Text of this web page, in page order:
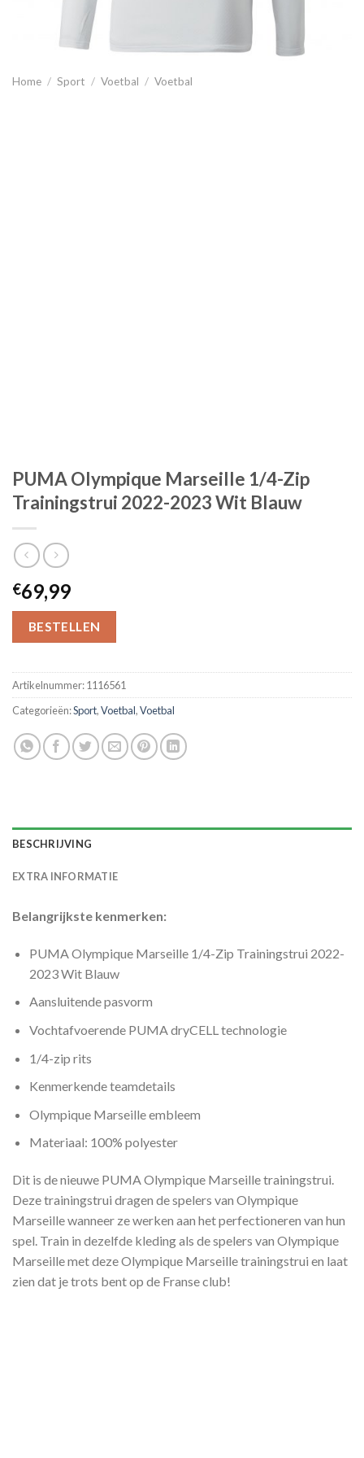
Home / Sport / Voetbal / Voetbal
PUMA Olympique Marseille 1/4-Zip
Trainingstrui 2022-2023 Wit Blauw
€69,99
BESTELLEN
Artikelnummer:1116561
Categorieën:Sport,Voetbal,Voetbal
BESCHRIJVING
EXTRA INFORMATIE
Belangrijkste kenmerken:
PUMA Olympique Marseille 1/4-Zip Trainingstrui 2022-
2023 Wit Blauw
Aansluitende pasvorm
Vochtafvoerende PUMA dryCELL technologie
1/4-zip rits
Kenmerkende teamdetails
Olympique Marseille embleem
Materiaal: 100% polyester
Dit is de nieuwe PUMA Olympique Marseille trainingstrui.
Deze trainingstrui dragen de spelers van Olympique
Marseille wanneer ze werken aan het perfectioneren van hun
spel. Train in dezelfde kleding als de spelers van Olympique
Marseille met deze Olympique Marseille trainingstrui en laat
zien dat je trots bent op de Franse club!